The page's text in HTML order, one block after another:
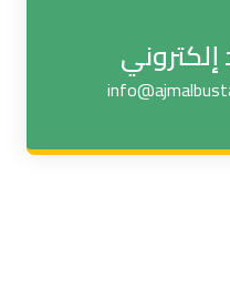
إلكتروني